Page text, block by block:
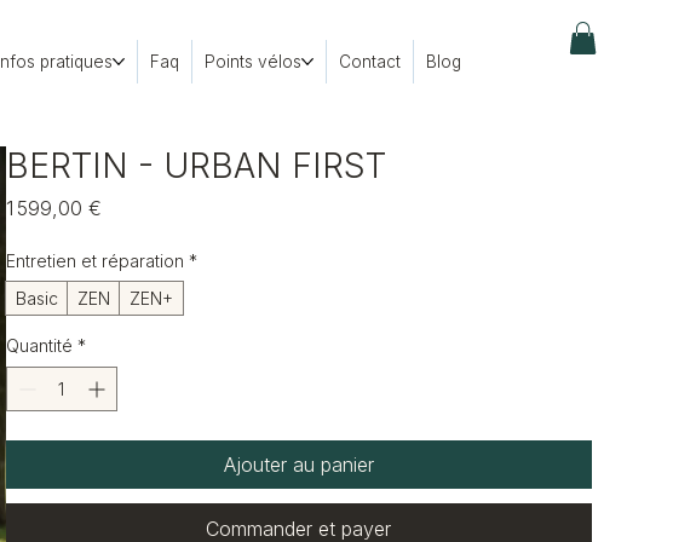
Infos pratiques Faq Points vélos Contact Blog
BERTIN - URBAN FIRST
1 599,00 €Prix
Entretien et réparation *
Basic
ZEN ZEN+
Quantité *
Ajouter au panier
Commander et payer